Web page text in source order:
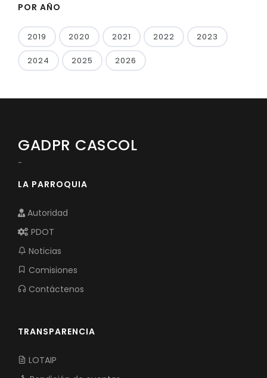
POR AÑO
2019 2020 2021 2022 2023
2024 2025 2026
GADPR CASCOL
-
LA PARROQUIA
Autoridad
PDOT
Noticias
Comisiones
Contáctenos
TRANSPARENCIA
LOTAIP